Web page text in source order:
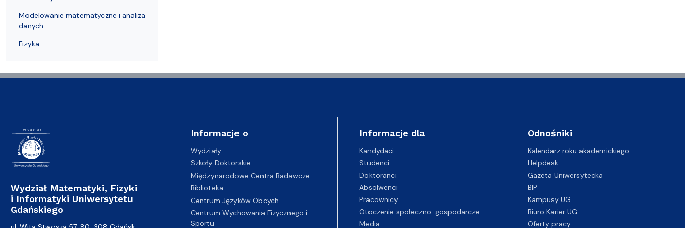
Modelowanie matematyczne i analiza
danych
Fizyka
Wydział Matematyki, Fizyki
i Informatyki Uniwersytetu
Gdańskiego
Informacje o
Wydziały
Szkoły Doktorskie
Międzynarodowe Centra Badawcze
Biblioteka
Centrum Języków Obcych
Centrum Wychowania Fizycznego i
Sportu
Informacje dla
Kandydaci
Studenci
Doktoranci
Absolwenci
Pracownicy
Otoczenie społeczno-gospodarcze
Media
Odnośniki
Kalendarz roku akademickiego
Helpdesk
Gazeta Uniwersytecka
BIP
Kampusy UG
Biuro Karier UG
Oferty pracy